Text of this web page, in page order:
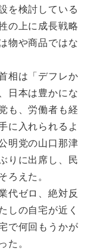
を検討している
の上に成長戦略
物や商品ではな
相は「デフレか
日本は豊かにな
も、労働者も経
に入れられるよ
明党の山口那津
りに出席し、民
えた。
代ゼロ、絶対反
しの自宅が近く
で何回もうかが
た。